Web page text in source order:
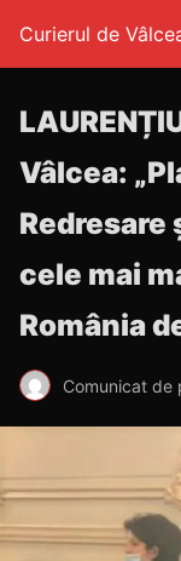
Curierul de
Vâlcea:
Redresare
cele mai
România
Comunicat de